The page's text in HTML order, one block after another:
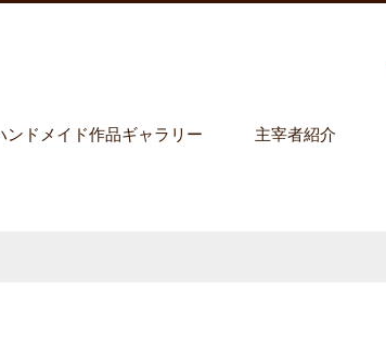
ンドメイド作品ギャラリー 主宰者紹介